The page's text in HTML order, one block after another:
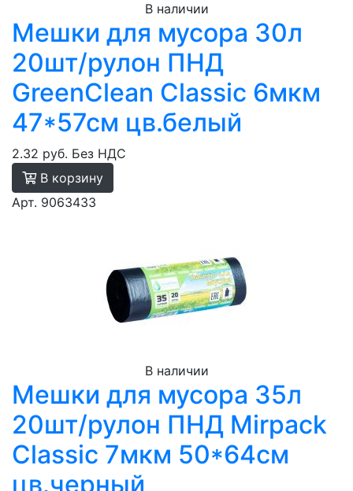
В наличии
Мешки для мусора 30л
20шт/рулон ПНД
GreenClean Classic 6мкм
47*57см цв.белый
2.32 руб. Без НДС
В корзину
Арт. 9063433
В наличии
Мешки для мусора 35л
20шт/рулон ПНД Mirpack
Classic 7мкм 50*64см
цв.черный